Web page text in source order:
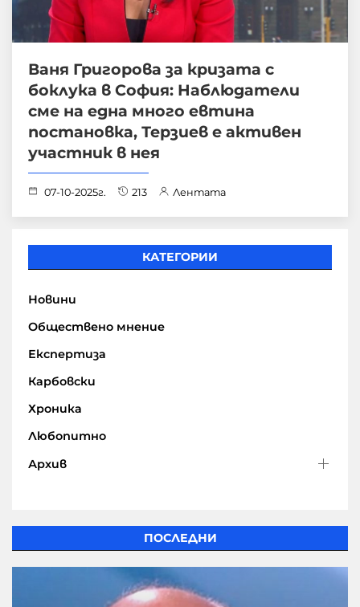
Ваня Григорова за кризата с
боклука в София: Наблюдатели
сме на една много евтина
постановка, Терзиев е активен
участник в нея
07-10-2025г. 213 Лентата
КАТЕГОРИИ
Новини
Обществено мнение
Експертиза
Карбовски
Хроника
Любопитно
Архив
ПОСЛЕДНИ